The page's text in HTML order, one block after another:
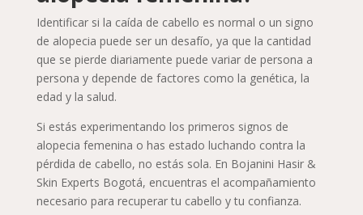
Identificar si la caída de cabello es normal o un signo
de alopecia puede ser un desafío, ya que la cantidad
que se pierde diariamente puede variar de persona a
persona y depende de factores como la genética, la
edad y la salud.
Si estás experimentando los primeros signos de
alopecia femenina o has estado luchando contra la
pérdida de cabello, no estás sola. En Bojanini Hasir &
Skin Experts Bogotá, encuentras el acompañamiento
necesario para recuperar tu cabello y tu confianza.